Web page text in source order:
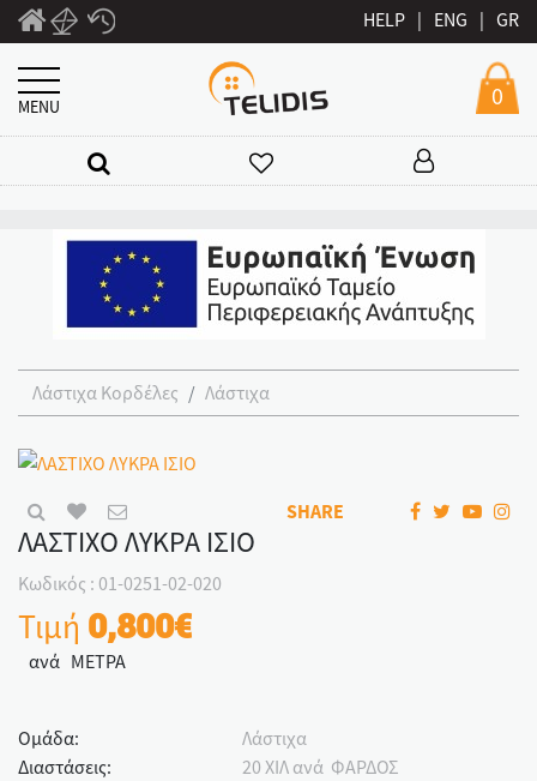
HELP | ENG | GR
MENU 0
Λάστιχα Κορδέλες Λάστιχα
SHARE
ΛΑΣΤΙΧΟ ΛΥΚΡΑ ΙΣΙΟ
Κωδικός : 01-0251-02-020
Τιμή 0,800€
ανά ΜΕΤΡΑ
Ομάδα:
Λάστιχα
Διαστάσεις:
20 ΧΙΛ ανά ΦΑΡΔΟΣ